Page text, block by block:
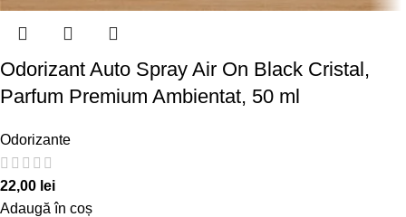
Odorizant Auto Spray Air On Black Cristal,
Parfum Premium Ambientat, 50 ml
Odorizante
22,00 lei
Adaugă în coș